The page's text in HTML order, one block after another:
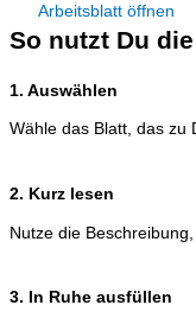
Arbeitsblatt öffnen
So nutzt Du
1. Auswählen
Wähle das Blatt, das zu
2. Kurz lesen
Nutze die
3. In Ruhe ausfüllen